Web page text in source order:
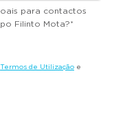
para contactos
Filinto Mota?*
Termos de Utilização e